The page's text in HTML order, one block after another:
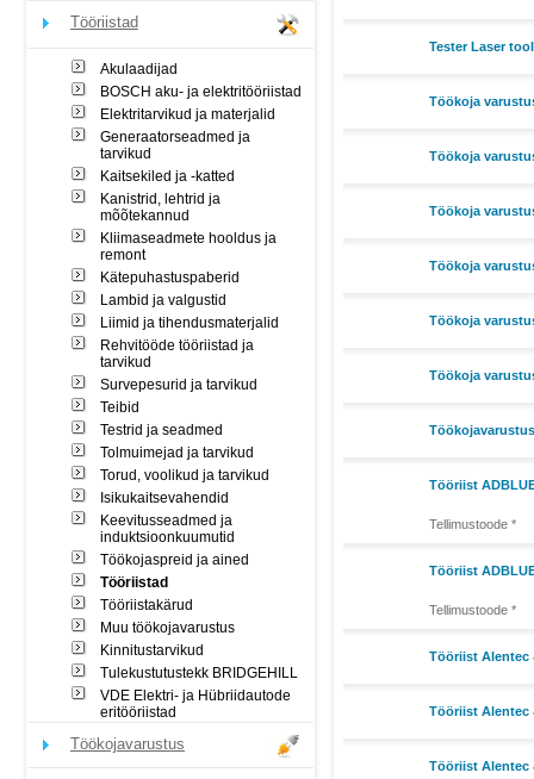
Tööriistad
Akulaadijad
BOSCH aku- ja elektritööriistad
Elektritarvikud ja materjalid
Generaatorseadmed ja
tarvikud
Kaitsekiled ja -katted
Kanistrid, lehtrid ja
mõõtekannud
Kliimaseadmete hooldus ja
remont
Kätepuhastuspaberid
Lambid ja valgustid
Liimid ja tihendusmaterjalid
Rehvitööde tööriistad ja
tarvikud
Survepesurid ja tarvikud
Teibid
Testrid ja seadmed
Tolmuimejad ja tarvikud
Torud, voolikud ja tarvikud
Isikukaitsevahendid
Keevitusseadmed ja
induktsioonkuumutid
Töökojaspreid ja ained
Tööriistad
Tööriistakärud
Muu töökojavarustus
Kinnitustarvikud
Tulekustutustekk BRIDGEHILL
VDE Elektri- ja Hübriidautode
eritööriistad
Töökojavarustus
Tester Laser
Töökoja
Töökoja
Töökoja
Töökoja
Töökoja
Töökoja
Tööriist
Tellimustoode *
Tööriist
Tellimustoode *
Tööriist Alentec
Tööriist Alentec
Tööriist Alentec